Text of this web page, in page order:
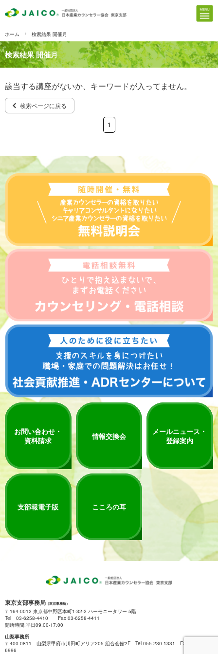
ホーム 検索結果 開催月
検索結果 開催月
該当する講座がないか、キーワードが入ってません。
検索ページに戻る
1
お問い合わせ・
資料請求
情報交換会
メールニュース・
登録案内
支部報電子版 こころの耳
東京支部事務局 （東京事務所）
〒164-0012 東京都中野区本町1-32-2 ハーモニータワー 5階
Tel 03-6258-4410 Fax 03-6258-4411
開所時間:平日09:00-17:00
山梨事務所
〒400-0811 山梨県甲府市川田町アリア205 組合会館2F Tel 055-230-1331 Fax 055-222-
6996